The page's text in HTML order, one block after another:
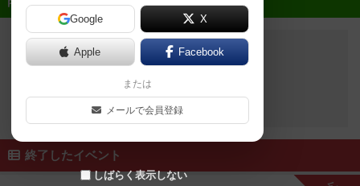
開催予定のイベントはありません
終了したイベント
Google X
Apple Facebook
または
メールで会員登録
しばらく表示しない